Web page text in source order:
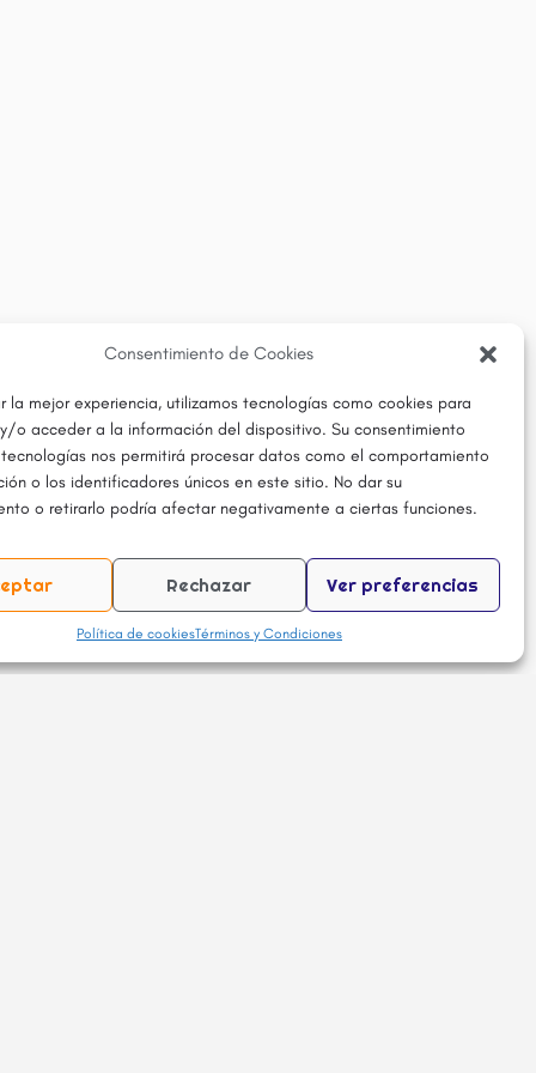
Consentimiento de Cookies
la mejor experiencia, utilizamos tecnologías como cookies para
o acceder a la información del dispositivo. Su consentimiento
nos permitirá procesar datos como el comportamiento
o los identificadores únicos en este sitio. No dar su
o retirarlo podría afectar negativamente a ciertas funciones.
Rechazar Ver preferencias
Política de cookiesTérminos y Condiciones